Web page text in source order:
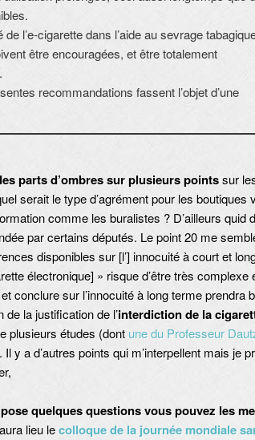
l’e-cigarette dans l’aide au sevrage
être encouragées, et être totalement
recommandations fassent l’objet d’une
parts d’ombres sur plusieurs pointssur
serait le type d’agrément pour les boutiques
comme les buralistes ? D’ailleurs quid
par certains députés. Le point 20 me
disponibles sur [l’] innocuité à court et
électronique] » risque d’être très complexe
conclure sur l’innocuité à long terme prendra
la justification de l’interdiction de la
plusieurs études (dont une du Professeur
y a d’autres points qui m’interpellent mais je
quelques questions vous pouvez les
lieu lecolloque de la journée mondiale